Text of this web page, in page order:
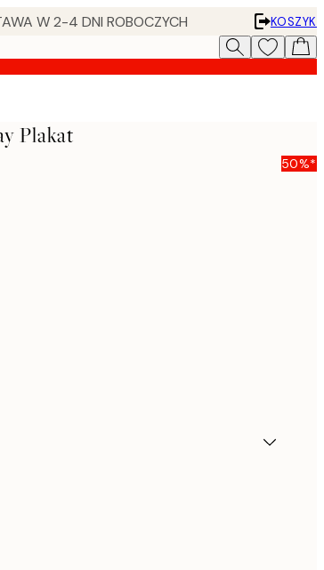
W 2-4 DNI ROBOCZYCH
KOSZYK
Plakat
50%*